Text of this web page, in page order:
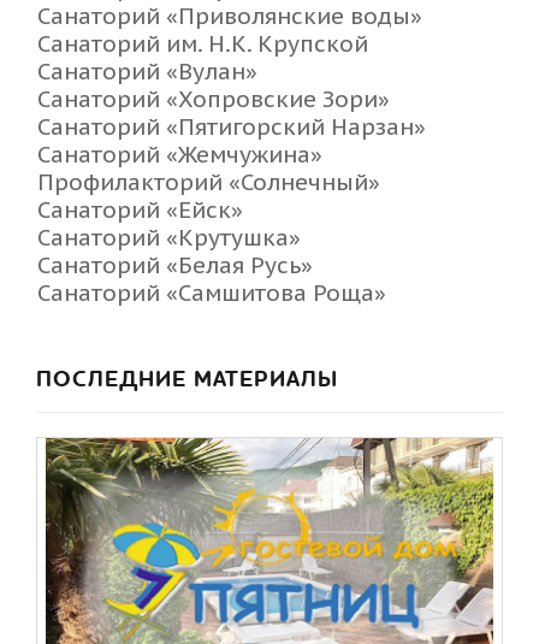
Санаторий «Приволянские воды»
Санаторий им. Н.К. Крупской
Санаторий «Вулан»
Санаторий «Хопровские Зори»
Санаторий «Пятигорский Нарзан»
Санаторий «Жемчужина»
Профилакторий «Солнечный»
Санаторий «Ейск»
Санаторий «Крутушка»
Санаторий «Белая Русь»
Санаторий «Самшитова Роща»
ПОСЛЕДНИЕ МАТЕРИАЛЫ